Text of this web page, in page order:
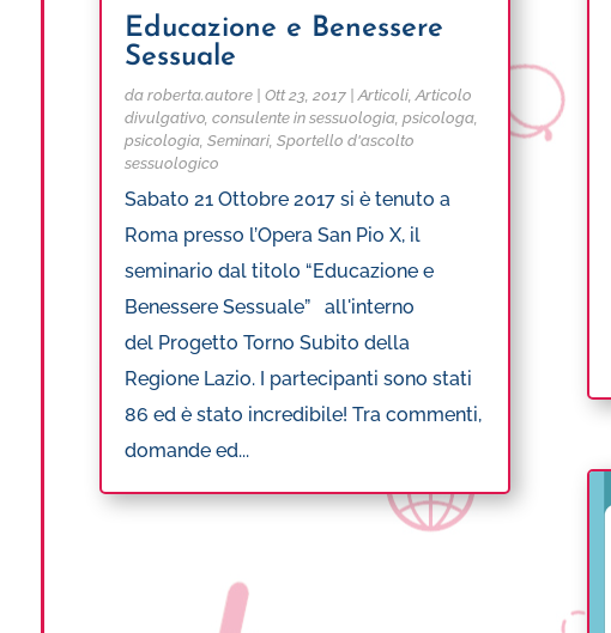
Educazione e Benessere
Sessuale
daroberta.autore |Ott 23, 2017 |Articoli ,Articolo
divulgativo ,consulente in sessuologia ,psicologa
psicologia ,Seminari ,Sportello d'ascolto
sessuologico
Sabato 21 Ottobre 2017 si è tenuto a
Roma presso l’Opera San Pio X, il
seminario dal titolo “Educazione e
Benessere Sessuale” all'interno
del Progetto Torno Subito della
Regione Lazio. I partecipanti sono stati
86 ed è stato incredibile! Tra commenti,
domande ed...